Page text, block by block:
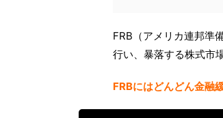
FRB（アメリカ連邦準
行い、暴落する株式市
FRBにはどんどん金融